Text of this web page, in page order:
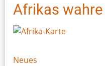
Afrikas
Neues